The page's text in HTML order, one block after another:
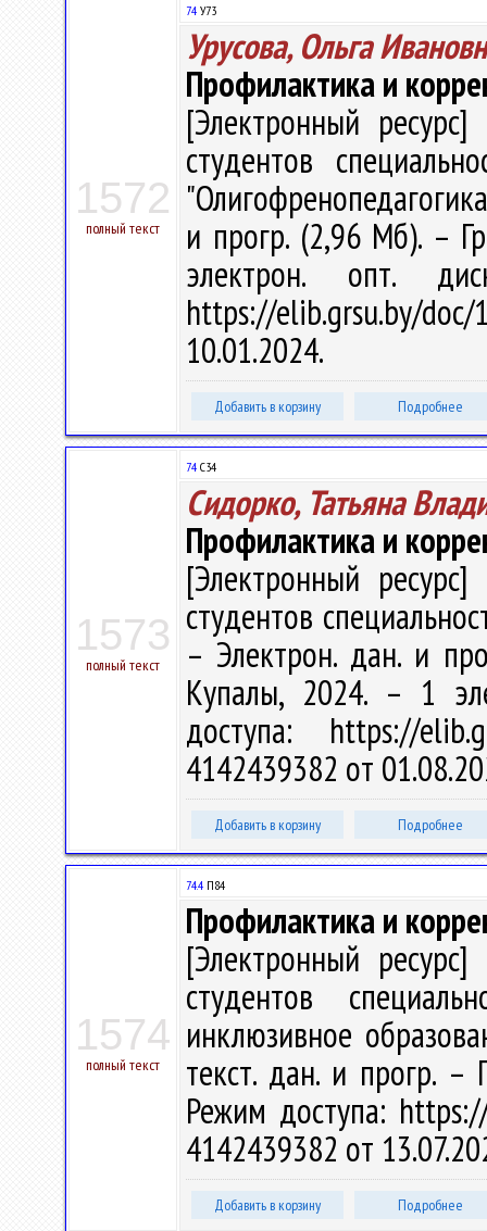
1572
полный текст
74 У73
Урусова, Ольга
Профилактика и
[Электронный
студентов
и прогр. (2,96 Мб). –
электрон. опт.
https://elib.grsu.by/
10.01.2024.
Добавить в корзину Подробнее
1573
полный текст
74 С34
Сидорко, Татьяна
Профилактика и
[Электронный
студентов
– Электрон. дан. и
Купалы, 2024. – 1
доступа: https://
4142439382 от
Добавить в корзину Подробнее
1574
полный текст
74.4 П84
Профилактика и
[Электронный
студентов
инклюзивное
текст. дан. и прогр.
Режим доступа:
4142439382 от
Добавить в корзину Подробнее